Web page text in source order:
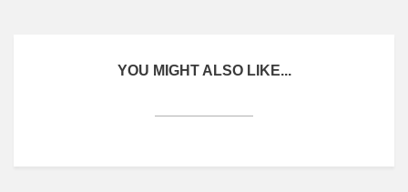
YOU MIGHT ALSO LIKE...